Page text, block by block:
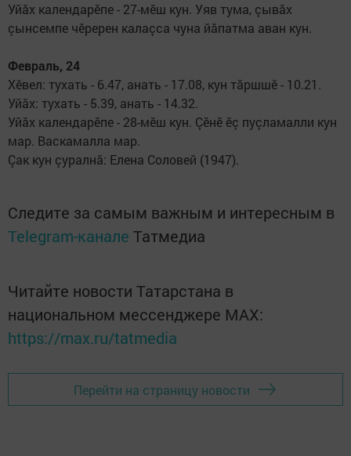
Уйăх календарӗпе - 27-мӗш кун. Уяв тума, çывăх
çынсемпе чӗререн калаçса чуна йăпатма аван кун.
Февраль, 24
Хӗвел: тухать - 6.47, анать - 17.08, кун тăршшӗ - 10.21.
Уйăх: тухать - 5.39, анать - 14.32.
Уйăх календарӗпе - 28-мӗш кун. Çӗнӗ ӗç пуçламалли кун
мар. Васкамалла мар.
Çак кун çуралнă: Елена Соловей (1947).
Следите за самым важным и интересным в
Telegram-канале Татмедиа
Читайте новости Татарстана в
национальном мессенджере MАХ:
https://max.ru/tatmedia
Перейти на страницу новости